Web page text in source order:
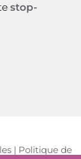
stop-
| Politique de